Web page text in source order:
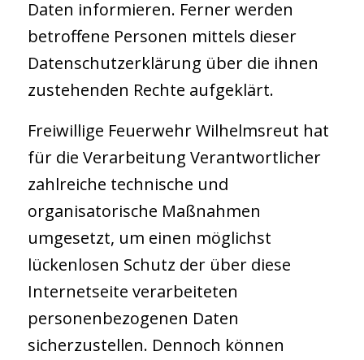
Daten informieren. Ferner werden
betroffene Personen mittels dieser
Datenschutzerklärung über die ihnen
zustehenden Rechte aufgeklärt.
Freiwillige Feuerwehr Wilhelmsreut hat
für die Verarbeitung Verantwortlicher
zahlreiche technische und
organisatorische Maßnahmen
umgesetzt, um einen möglichst
lückenlosen Schutz der über diese
Internetseite verarbeiteten
personenbezogenen Daten
sicherzustellen. Dennoch können